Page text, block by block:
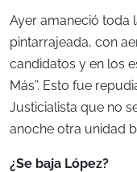
Ayer amaneció toda
pintarrajeada, con
candidatos y en los
Más”. Esto fue
Justicialista que no
anoche otra unidad
¿Se baja López?